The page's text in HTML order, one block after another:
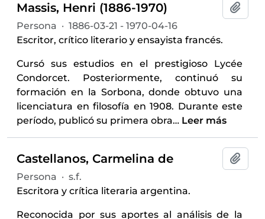
Massis, Henri (1886-1970)
Persona · 1886-03-21 - 1970-04-16
Escritor, crítico literario y ensayista francés.
Cursó sus estudios en el prestigioso Lycée
Condorcet. Posteriormente, continuó su
formación en la Sorbona, donde obtuvo una
licenciatura en filosofía en 1908. Durante este
período, publicó su primera obra… Leer más
Castellanos, Carmelina de
Persona · s.f.
Escritora y crítica literaria argentina.
Reconocida por sus aportes al análisis de la